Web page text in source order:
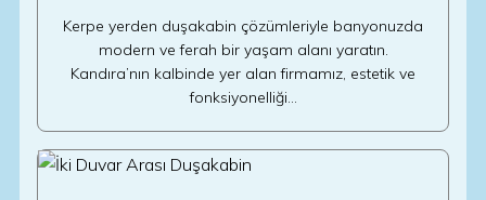
Kerpe yerden duşakabin çözümleriyle banyonuzda
modern ve ferah bir yaşam alanı yaratın.
Kandıra’nın kalbinde yer alan firmamız, estetik ve
fonksiyonelliği…